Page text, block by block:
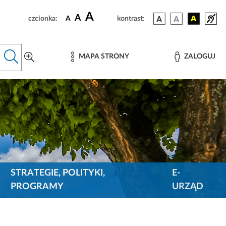
czcionka: A A A kontrast:
MAPA STRONY ZALOGUJ
STRATEGIE, POLITYKI,
PROGRAMY
E-
URZĄD